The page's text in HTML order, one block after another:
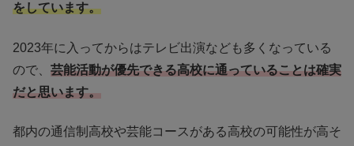
をしています。
2023年に入ってからはテレビ出演なども多くなっている
ので、 芸能活動が優先できる高校に通っていることは確実
だと思います。
都内の通信制高校や芸能コースがある高校の可能性が高そ